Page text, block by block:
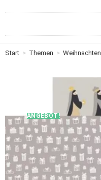
Start > Themen > Weihnachten
ANGEBOT!